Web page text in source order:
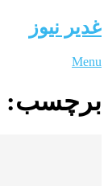
غدیر نیوز
Menu
برچسب: